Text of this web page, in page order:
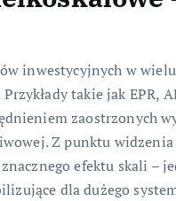
inwestycyjnych w
takie jak EPR,
zaostrzonych
Z punktu
efektu skali –
dla dużego